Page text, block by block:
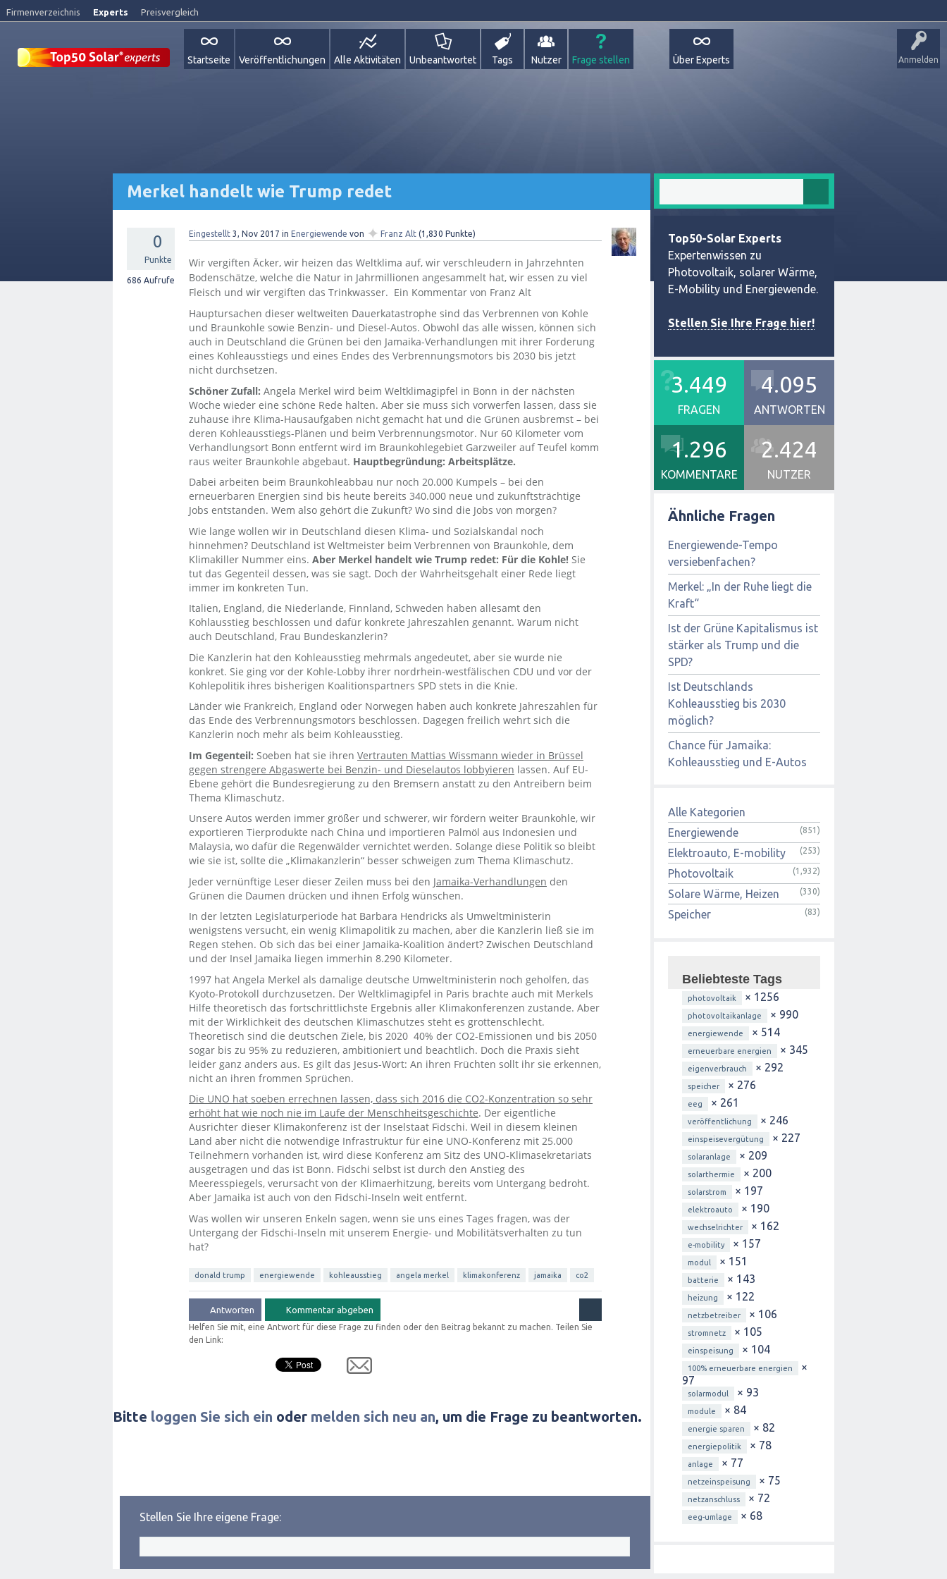
Firmenverzeichnis Experts Preisvergleich
Anmelden
Startseite Veröffentlichungen Alle Aktivitäten Unbeantwortet Tags Nutzer Frage stellen Über Experts
Merkel handelt wie Trump redet
0
Punkte
686 Aufrufe
Eingestellt 3, Nov 2017 in Energiewende von ✦ Franz Alt (1,830 Punkte)
Wir vergiften Äcker, wir heizen das Weltklima auf, wir verschleudern in Jahrzehnten
Bodenschätze, welche die Natur in Jahrmillionen angesammelt hat, wir essen zu viel
Fleisch und wir vergiften das Trinkwasser. Ein Kommentar von Franz Alt
Hauptursachen dieser weltweiten Dauerkatastrophe sind das Verbrennen von Kohle
und Braunkohle sowie Benzin- und Diesel-Autos. Obwohl das alle wissen, können sich
auch in Deutschland die Grünen bei den Jamaika-Verhandlungen mit ihrer Forderung
eines Kohleausstiegs und eines Endes des Verbrennungsmotors bis 2030 bis jetzt
nicht durchsetzen.
Schöner Zufall: Angela Merkel wird beim Weltklimagipfel in Bonn in der nächsten
Woche wieder eine schöne Rede halten. Aber sie muss sich vorwerfen lassen, dass sie
zuhause ihre Klima-Hausaufgaben nicht gemacht hat und die Grünen ausbremst – bei
deren Kohleausstiegs-Plänen und beim Verbrennungsmotor. Nur 60 Kilometer vom
Verhandlungsort Bonn entfernt wird im Braunkohlegebiet Garzweiler auf Teufel komm
raus weiter Braunkohle abgebaut. Hauptbegründung: Arbeitsplätze.
Dabei arbeiten beim Braunkohleabbau nur noch 20.000 Kumpels – bei den
erneuerbaren Energien sind bis heute bereits 340.000 neue und zukunftsträchtige
Jobs entstanden. Wem also gehört die Zukunft? Wo sind die Jobs von morgen?
Wie lange wollen wir in Deutschland diesen Klima- und Sozialskandal noch
hinnehmen? Deutschland ist Weltmeister beim Verbrennen von Braunkohle, dem
Klimakiller Nummer eins. Aber Merkel handelt wie Trump redet: Für die Kohle! Sie
tut das Gegenteil dessen, was sie sagt. Doch der Wahrheitsgehalt einer Rede liegt
immer im konkreten Tun.
Italien, England, die Niederlande, Finnland, Schweden haben allesamt den
Kohlausstieg beschlossen und dafür konkrete Jahreszahlen genannt. Warum nicht
auch Deutschland, Frau Bundeskanzlerin?
Die Kanzlerin hat den Kohleausstieg mehrmals angedeutet, aber sie wurde nie
konkret. Sie ging vor der Kohle-Lobby ihrer nordrhein-westfälischen CDU und vor der
Kohlepolitik ihres bisherigen Koalitionspartners SPD stets in die Knie.
Länder wie Frankreich, England oder Norwegen haben auch konkrete Jahreszahlen für
das Ende des Verbrennungsmotors beschlossen. Dagegen freilich wehrt sich die
Kanzlerin noch mehr als beim Kohleausstieg.
Im Gegenteil: Soeben hat sie ihren Vertrauten Mattias Wissmann wieder in Brüssel
gegen strengere Abgaswerte bei Benzin- und Dieselautos lobbyieren lassen. Auf EU-
Ebene gehört die Bundesregierung zu den Bremsern anstatt zu den Antreibern beim
Thema Klimaschutz.
Unsere Autos werden immer größer und schwerer, wir fördern weiter Braunkohle, wir
exportieren Tierprodukte nach China und importieren Palmöl aus Indonesien und
Malaysia, wo dafür die Regenwälder vernichtet werden. Solange diese Politik so bleibt
wie sie ist, sollte die „Klimakanzlerin“ besser schweigen zum Thema Klimaschutz.
Jeder vernünftige Leser dieser Zeilen muss bei den Jamaika-Verhandlungen den
Grünen die Daumen drücken und ihnen Erfolg wünschen.
In der letzten Legislaturperiode hat Barbara Hendricks als Umweltministerin
wenigstens versucht, ein wenig Klimapolitik zu machen, aber die Kanzlerin ließ sie im
Regen stehen. Ob sich das bei einer Jamaika-Koalition ändert? Zwischen Deutschland
und der Insel Jamaika liegen immerhin 8.290 Kilometer.
1997 hat Angela Merkel als damalige deutsche Umweltministerin noch geholfen, das
Kyoto-Protokoll durchzusetzen. Der Weltklimagipfel in Paris brachte auch mit Merkels
Hilfe theoretisch das fortschrittlichste Ergebnis aller Klimakonferenzen zustande. Aber
mit der Wirklichkeit des deutschen Klimaschutzes steht es grottenschlecht.
Theoretisch sind die deutschen Ziele, bis 2020 40% der CO2-Emissionen und bis 2050
sogar bis zu 95% zu reduzieren, ambitioniert und beachtlich. Doch die Praxis sieht
leider ganz anders aus. Es gilt das Jesus-Wort: An ihren Früchten sollt ihr sie erkennen,
nicht an ihren frommen Sprüchen.
Die UNO hat soeben errechnen lassen, dass sich 2016 die CO2-Konzentration so sehr
erhöht hat wie noch nie im Laufe der Menschheitsgeschichte. Der eigentliche
Ausrichter dieser Klimakonferenz ist der Inselstaat Fidschi. Weil in diesem kleinen
Land aber nicht die notwendige Infrastruktur für eine UNO-Konferenz mit 25.000
Teilnehmern vorhanden ist, wird diese Konferenz am Sitz des UNO-Klimasekretariats
ausgetragen und das ist Bonn. Fidschi selbst ist durch den Anstieg des
Meeresspiegels, verursacht von der Klimaerhitzung, bereits vom Untergang bedroht.
Aber Jamaika ist auch von den Fidschi-Inseln weit entfernt.
Was wollen wir unseren Enkeln sagen, wenn sie uns eines Tages fragen, was der
Untergang der Fidschi-Inseln mit unserem Energie- und Mobilitätsverhalten zu tun
hat?
donald trump energiewende kohleausstieg angela merkel klimakonferenz jamaika co2
Helfen Sie mit, eine Antwort für diese Frage zu finden oder den Beitrag bekannt zu machen. Teilen Sie
den Link:
Bitte loggen Sie sich ein oder melden sich neu an, um die Frage zu beantworten.
Stellen Sie Ihre eigene Frage:
Top50-Solar Experts
Expertenwissen zu
Photovoltaik, solarer Wärme,
E-Mobility und Energiewende.
Stellen Sie Ihre Frage hier!
3.449
FRAGEN
4.095
ANTWORTEN
1.296
KOMMENTARE
2.424
NUTZER
Ähnliche Fragen
Energiewende-Tempo
versiebenfachen?
Merkel: „In der Ruhe liegt die
Kraft“
Ist der Grüne Kapitalismus ist
stärker als Trump und die
SPD?
Ist Deutschlands
Kohleausstieg bis 2030
möglich?
Chance für Jamaika:
Kohleausstieg und E-Autos
Alle Kategorien
Energiewende
(851)
Elektroauto, E-mobility (253)
Photovoltaik (1,932)
Solare Wärme, Heizen (330)
Speicher (83)
Beliebteste Tags
photovoltaik × 1256
photovoltaikanlage × 990
energiewende × 514
erneuerbare energien × 345
eigenverbrauch × 292
speicher × 276
eeg × 261
veröffentlichung × 246
einspeisevergütung × 227
solaranlage × 209
solarthermie × 200
solarstrom × 197
elektroauto × 190
wechselrichter × 162
e-mobility × 157
modul × 151
batterie × 143
heizung × 122
netzbetreiber × 106
stromnetz × 105
einspeisung × 104
100% erneuerbare energien
×
97
solarmodul × 93
module × 84
energie sparen × 82
energiepolitik × 78
anlage × 77
netzeinspeisung × 75
netzanschluss × 72
eeg-umlage × 68